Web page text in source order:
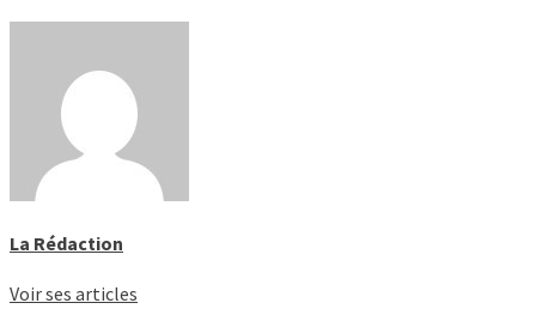
La Rédaction
Voir ses articles